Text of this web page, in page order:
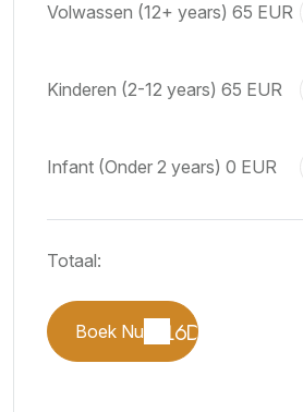
Volwassen (12+ years) 65 EUR
Kinderen (2-12 years) 65 EUR
Infant (Onder 2 years) 0 EUR
Totaal:
Boek Nu